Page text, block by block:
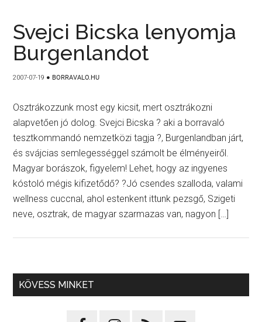
Svejci Bicska lenyomja
Burgenlandot
2007-07-19 ● BORRAVALO.HU
Osztrákozzunk most egy kicsit, mert osztrákozni
alapvetően jó dolog. Svejci Bicska ? aki a borravaló
tesztkommandó nemzetközi tagja ?, Burgenlandban járt,
és svájcias semlegességgel számolt be élményeiről.
Magyar borászok, figyelem! Lehet, hogy az ingyenes
kóstoló mégis kifizetődő? ?Jó csendes szalloda, valami
wellness cuccnal, ahol estenkent ittunk pezsgő, Szigeti
neve, osztrak, de magyar szarmazas van, nagyon […]
KÖVESS MINKET